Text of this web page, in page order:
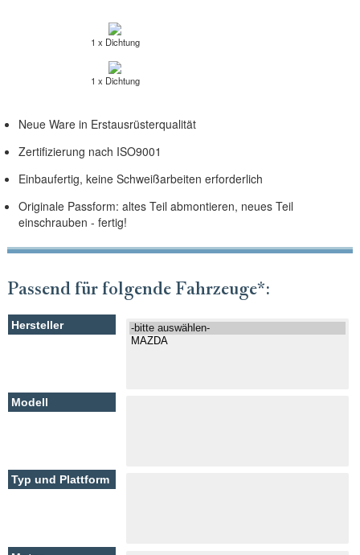
1 x Dichtung
1 x Dichtung
Neue Ware in Erstausrüsterqualität
Zertifizierung nach ISO9001
Einbaufertig, keine Schweißarbeiten erforderlich
Originale Passform: altes Teil abmontieren, neues Teil
einschrauben - fertig!
Passend für folgende Fahrzeuge*: